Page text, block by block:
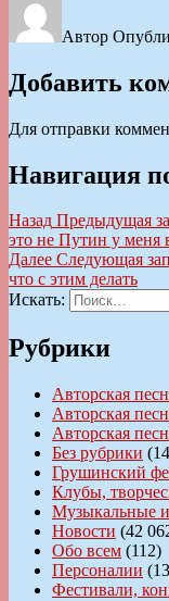
Автор
Добавить
Для отправки
Навигация
Назад Предыдущая
это не Путин у меня
Далее Следующая
что с этим делать
Искать:
Рубрики
Авторская
Авторская
Авторская
Без рубрики
Грушинский
Клубы,
Музыкальные
Новости (42
Обо всем (112)
Персоналии
Фестивали,